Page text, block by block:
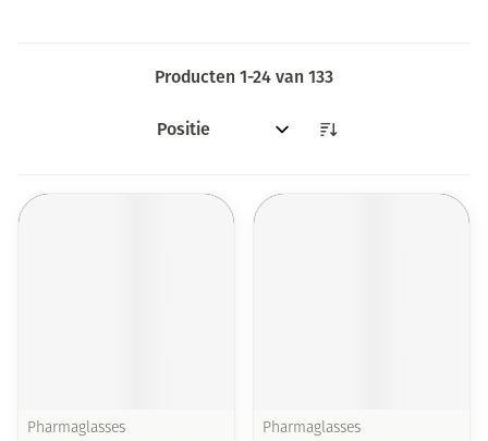
Producten 1-24 van 133
Sorteer op:
Pharmaglasses Pharmaglasses